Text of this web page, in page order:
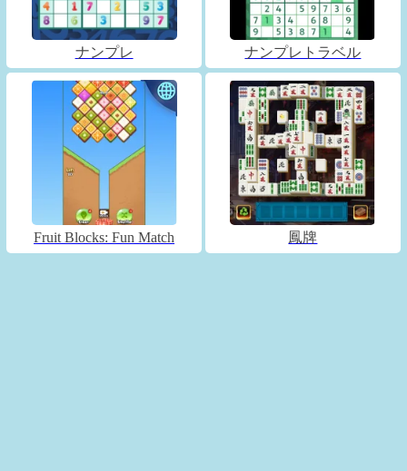
ナンプレ ナンプレトラベル
Fruit Blocks: Fun Match 鳳牌